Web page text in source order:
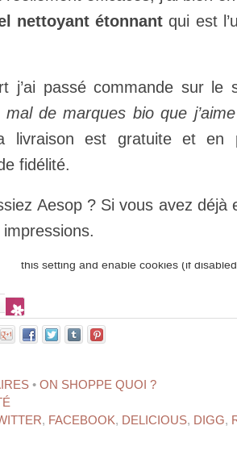
nettoyant étonnant qui est
j’ai passé commande sur le
mal de marques bio que
livraison est gratuite et en
fidélité.
Aesop ? Si vous avez déjà
• ON SHOPPE QUOI ?
, FACEBOOK, DELICIOUS, DIGG,